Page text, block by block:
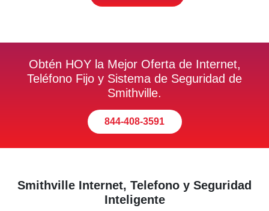
Obtén HOY la Mejor Oferta de Internet,
Teléfono Fijo y Sistema de Seguridad de
Smithville.
844-408-3591
Smithville Internet, Telefono y Seguridad
Inteligente